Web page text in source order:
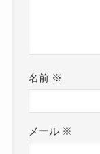
名前 ※
メール ※